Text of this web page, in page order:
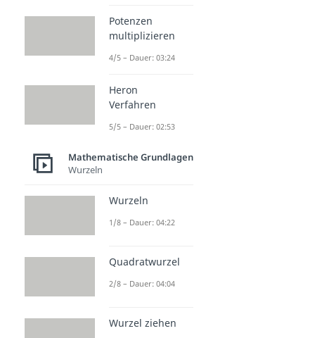
Potenzen
multiplizieren
4/5 – Dauer: 03:24
Heron
Verfahren
5/5 – Dauer: 02:53
Mathematische Grundlagen
Wurzeln
Wurzeln
1/8 – Dauer: 04:22
Quadratwurzel
2/8 – Dauer: 04:04
Wurzel ziehen